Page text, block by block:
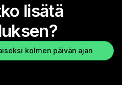
lisätä
kolmen päivän ajan